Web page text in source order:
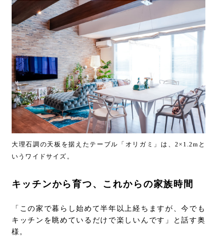
大理石調の天板を据えたテーブル「オリガミ」は、2×1.2mと
いうワイドサイズ。
キッチンから育つ、これからの家族時間
「この家で暮らし始めて半年以上経ちますが、今でも
キッチンを眺めているだけで楽しいんです」と話す奥
様。